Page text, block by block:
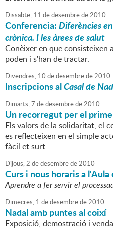
Dissabte, 11 dedesembrede2010
Conferencia:Diferències
crònica. I les àrees de salut
Conèixer en que consisteixen
poden i s'han de tractar.
Divendres, 10 dedesembrede2010
Inscripcions alCasal de
Dimarts,7 dedesembrede2010
Un recorregut per el
Els valors de la solidaritat, el
es reflecteixen en el simple
fàcil et surt
Dijous,2 dedesembrede2010
Curs i nous horaris a
Aprendre a fer servir el
Dimecres, 1 dedesembrede2010
Nadal amb puntes al coixí
Exposició, demostració i